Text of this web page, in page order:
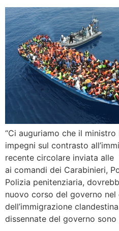
“Ci auguriamo che il
impegni sul contrasto
recente circolare inviata
ai comandi dei Carabinieri,
Polizia penitenziaria,
nuovo corso del governo nel
dell’immigrazione
dissennate del governo